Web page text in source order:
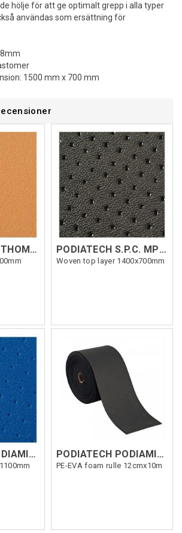
hölje för att ge optimalt grepp i alla typer
användas som ersättning för
1500 mm x 700 mm
PODIATECH ORTHOMIC 2mm Orange PODIATECH S.P.C. MP 0.8 mm Svart
Woven top layer 1400x700mm
PODIATECH PODIAMIC 160 MP 2,5mm Blå PODIATECH PODIAMIC 180 MP Roll Svart
PE-EVA foam rulle 12cmx10m